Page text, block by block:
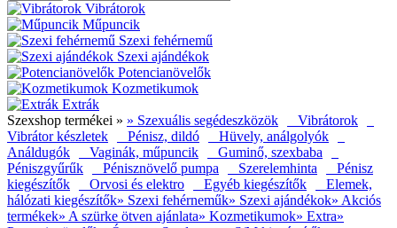
Vibrátorok
Műpuncik
Szexi fehérnemű
Szexi ajándékok
Potencianövelők
Kozmetikumok
Extrák
Szexshop termékei » » Szexuális segédeszközök
Vibrátorok
Vibrátor készletek
Pénisz, dildó
Hüvely, análgolyók
Análdugók
Vaginák, műpuncik
Guminő, szexbaba
Péniszgyűrűk
Pénisznövelő pumpa Szerelemhinta
Pénisz
kiegészítők
Orvosi és elektro Egyéb kiegészítők
Elemek,
hálózati kiegészítők» Szexi fehérneműk» Szexi ajándékok» Akciós
termékek» A szürke ötven ajánlata» Kozmetikumok» Extra»